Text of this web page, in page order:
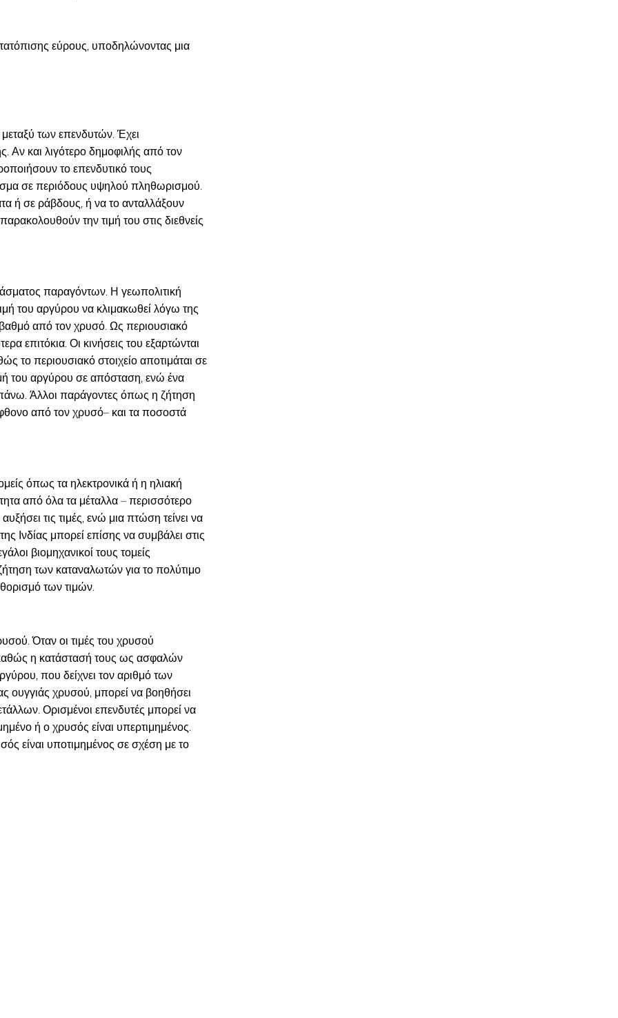
εύρους, υποδηλώνοντας μια
των επενδυτών. Έχει
Αν και λιγότερο δημοφιλής από τον
το επενδυτικό τους
σε περιόδους υψηλού πληθωρισμού.
ή σε ράβδους, ή να το ανταλλάξουν
την τιμή του στις διεθνείς
παραγόντων. Η γεωπολιτική
του αργύρου να κλιμακωθεί λόγω της
από τον χρυσό. Ως περιουσιακό
επιτόκια. Οι κινήσεις του εξαρτώνται
περιουσιακό στοιχείο αποτιμάται σε
του αργύρου σε απόσταση, ενώ ένα
πάνω. Άλλοι παράγοντες όπως η ζήτηση
από τον χρυσό– και τα ποσοστά
όπως τα ηλεκτρονικά ή η ηλιακή
από όλα τα μέταλλα – περισσότερο
τις τιμές, ενώ μια πτώση τείνει να
Ινδίας μπορεί επίσης να συμβάλει στις
βιομηχανικοί τους τομείς
των καταναλωτών για το πολύτιμο
των τιμών.
Όταν οι τιμές του χρυσού
η κατάστασή τους ως ασφαλών
που δείχνει τον αριθμό των
ουγγιάς χρυσού, μπορεί να βοηθήσει
Ορισμένοι επενδυτές μπορεί να
ή ο χρυσός είναι υπερτιμημένος.
είναι υποτιμημένος σε σχέση με το